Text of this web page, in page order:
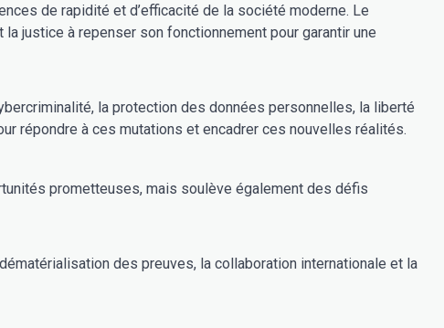
de rapidité et d’efficacité de la société moderne. Le
justice à repenser son fonctionnement pour garantir une
la protection des données personnelles, la liberté
répondre à ces mutations et encadrer ces nouvelles réalités.
prometteuses, mais soulève également des défis
des preuves, la collaboration internationale et la